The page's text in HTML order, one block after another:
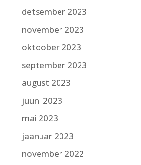
detsember 2023
november 2023
oktoober 2023
september 2023
august 2023
juuni 2023
mai 2023
jaanuar 2023
november 2022